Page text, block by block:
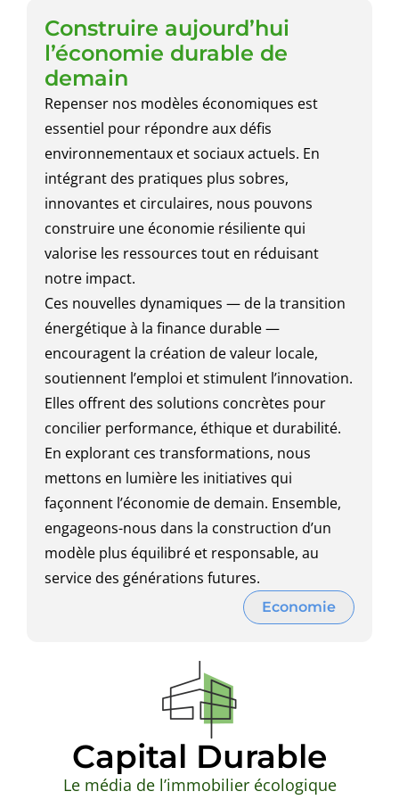
Capital Durable
Le média de l’immobilier écologique
Construire aujourd’hui
l’économie durable de
demain
Repenser nos modèles économiques est
essentiel pour répondre aux défis
environnementaux et sociaux actuels. En
intégrant des pratiques plus sobres,
innovantes et circulaires, nous pouvons
construire une économie résiliente qui
valorise les ressources tout en réduisant
notre impact.
Ces nouvelles dynamiques — de la transition
énergétique à la finance durable —
encouragent la création de valeur locale,
soutiennent l’emploi et stimulent l’innovation.
Elles offrent des solutions concrètes pour
concilier performance, éthique et durabilité.
En explorant ces transformations, nous
mettons en lumière les initiatives qui
façonnent l’économie de demain. Ensemble,
engageons-nous dans la construction d’un
modèle plus équilibré et responsable, au
service des générations futures.
Economie